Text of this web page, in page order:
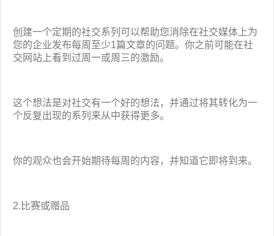
创建一个定期的社交系列可以帮助您消除在社交媒体上为
您的企业发布每周至少1篇文章的问题。你之前可能在社
交网站上看到过周一或周三的激励。
这个想法是对社交有一个好的想法，并通过将其转化为一
个反复出现的系列来从中获得更多。
你的观众也会开始期待每周的内容，并知道它即将到来。
2.比赛或赠品